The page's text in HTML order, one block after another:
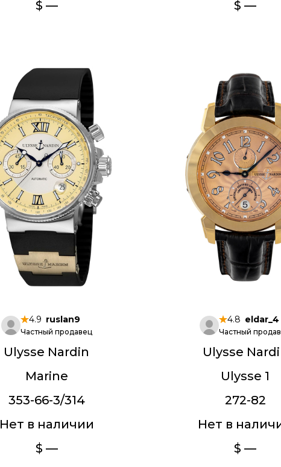
$ —
$ —
4.9 ruslan9
Частный продавец
Ulysse Nardin
Marine
353-66-3/314
Нет в наличии
$ —
4.8 eldar_4
Частный
Ulysse
Ulysse 1
272-82
Нет в
$ —